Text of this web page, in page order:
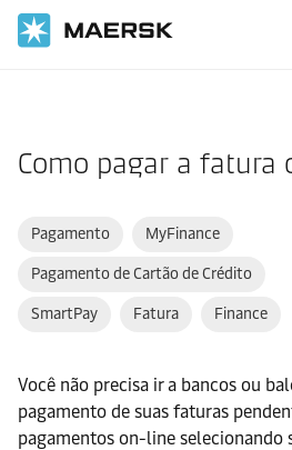
Como pagar a fatura
Pagamento MyFinance
Pagamento de Cartão de Crédito
SmartPay Fatura Finance
Você não precisa ir a bancos ou
pagamento de suas faturas
pagamentos on-line selecionando